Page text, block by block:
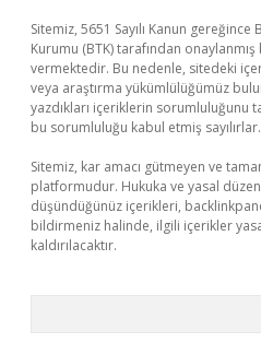
Sitemiz, 5651 Sayılı Kanun
Kurumu (BTK) tarafından
vermektedir. Bu nedenle, sitedeki
veya araştırma yükümlülüğümüz
yazdıkları içeriklerin sorumluluğunu
bu sorumluluğu kabul etmiş sayılırlar.
Sitemiz, kar amacı gütmeyen ve
platformudur. Hukuka ve yasal
düşündüğünüz içerikleri,
bildirmeniz halinde, ilgili içerikler
kaldırılacaktır.